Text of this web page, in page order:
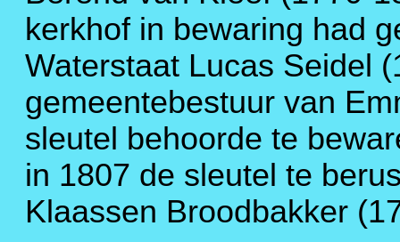
kerkhof in bewaring had
Waterstaat Lucas Seidel
gemeentebestuur van
sleutel behoorde te
in 1807 de sleutel te
Klaassen Broodbakker